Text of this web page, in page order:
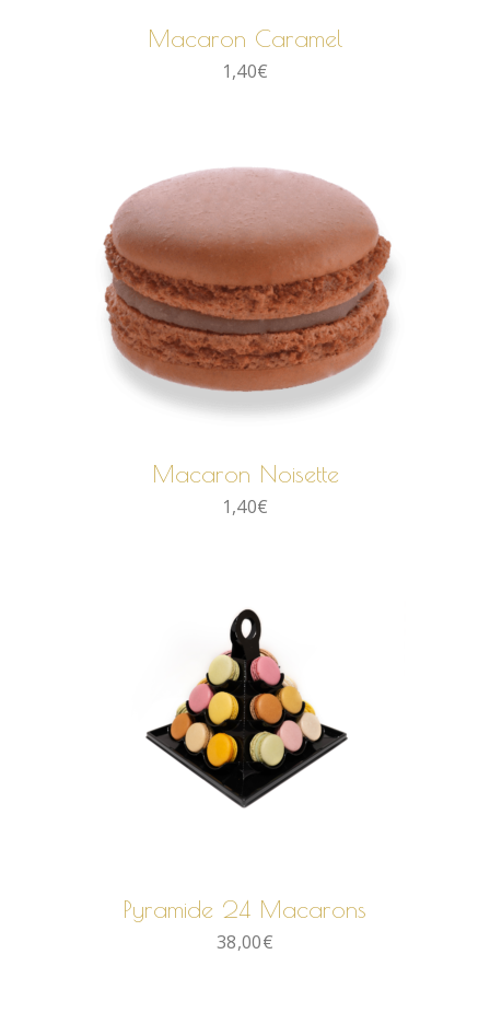
Macaron Caramel
1,40€
AJOUTER AU PANIER
Macaron Noisette
1,40€
Pyramide 24 Macarons
38,00€